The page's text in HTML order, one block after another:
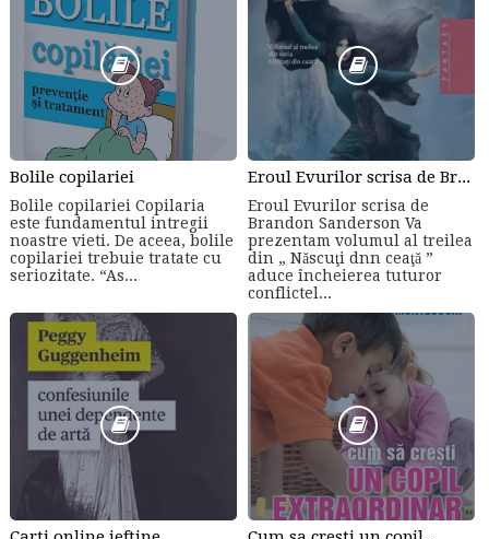
Bolile copilariei
Bolile copilariei Copilaria
este fundamentul intregii
noastre vieti. De aceea, bolile
copilariei trebuie tratate cu
seriozitate. “As...
Eroul Evurilor scrisa de Brandon Sanderson (Volumul 3)
Eroul Evurilor scrisa de
Brandon Sanderson Va
prezentam volumul al treilea
din „ Născuţi dnn ceaţă ”
aduce încheierea tuturor
conflictel...